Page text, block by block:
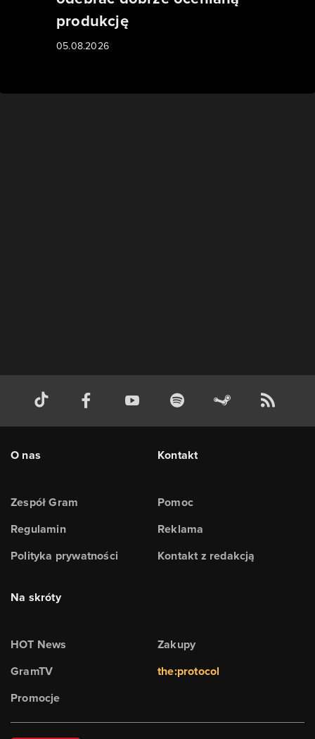
produkcję
05.08.2026
O nas
Zespół Gram
Regulamin
Polityka prywatności
Kontakt
Pomoc
Reklama
Kontakt z redakcją
Na skróty
HOT News
GramTV
Promocje
Zakupy
the:protocol